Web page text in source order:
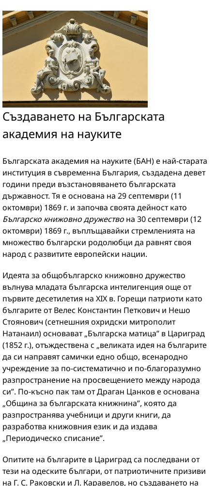
Създаването на Българската
академия на науките
Българската академия на науките (БАН) е най-старата
институция в съвременна България, създадена девет
години преди възстановяването българската
държавност. Тя е основана на 29 септември (11
октомври) 1869 г. и започва своята дейност като
Българско книжовно дружество на 30 септември (12
октомври) 1869 г., въплъщавайки стремленията на
множество български родолюбци да равнят своя
народ с развитите европейски нации.
Идеята за общобългарско книжовно дружество
вълнува младата българска интелигенция още от
първите десетилетия на XIX в. Горещи патриоти като
българите от Велес Константин Петкович и Нешо
Стоянович (сетнешния охридски митрополит
Натанаил) основават „Българска матица” в Цариград
(1852 г.), отъждествена с „великата идея на българите
да си направят самички едно общо, всенародно
учреждение за по-систематично и по-благоразумно
разпространение на просвещението между народа
си”. По-късно пак там от Драган Цанков е основана
„Община за българската книжнина”, която да
разпространява учебници и други книги, да
разработва книжовния език и да издава
„Периодическо списание”.
Опитите на българите в Цариград са последвани от
тези на одеските българи, от патриотичните призиви
на Г. С. Раковски и Л. Каравелов, но създаването на